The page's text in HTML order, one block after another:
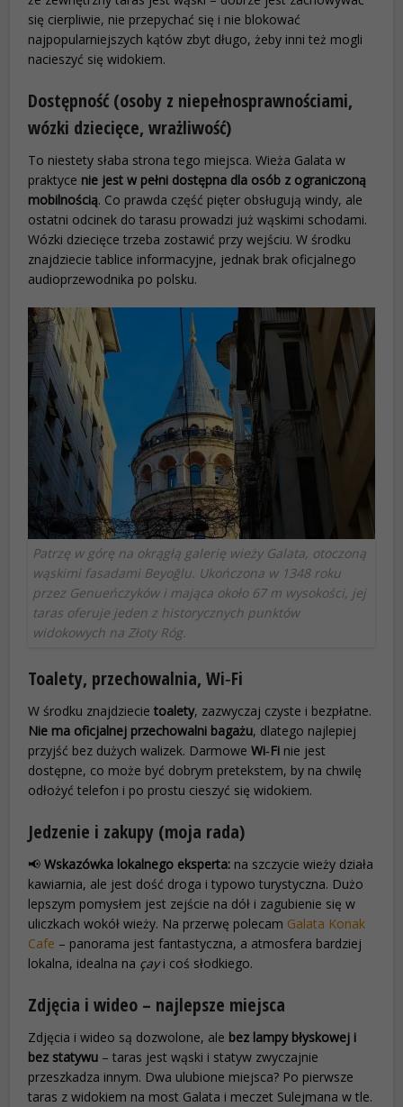
się cierpliwie, nie przepychać się i nie blokować
najpopularniejszych kątów zbyt długo, żeby inni też mogli
nacieszyć się widokiem.
Dostępność (osoby z niepełnosprawnościami,
wózki dziecięce, wrażliwość)
To niestety słaba strona tego miejsca. Wieża Galata w
praktyce nie jest w pełni dostępna dla osób z ograniczoną
mobilnością. Co prawda część pięter obsługują windy, ale
ostatni odcinek do tarasu prowadzi już wąskimi schodami.
Wózki dziecięce trzeba zostawić przy wejściu. W środku
znajdziecie tablice informacyjne, jednak brak oficjalnego
audioprzewodnika po polsku.
Patrzę w górę na okrągłą galerię wieży Galata, otoczoną
wąskimi fasadami Beyoğlu. Ukończona w 1348 roku
przez Genueńczyków i mająca około 67 m wysokości, jej
taras oferuje jeden z historycznych punktów
widokowych na Złoty Róg.
Toalety, przechowalnia, Wi‑Fi
W środku znajdziecietoalety, zazwyczaj czyste i bezpłatne.
Nie ma oficjalnej przechowalni bagażu, dlatego najlepiej
przyjść bez dużych walizek. DarmoweWi‑Fi nie jest
dostępne, co może być dobrym pretekstem, by na chwilę
odłożyć telefon i po prostu cieszyć się widokiem.
Jedzenie i zakupy (moja rada)
📢Wskazówka lokalnego eksperta: na szczycie wieży działa
kawiarnia, ale jest dość droga i typowo turystyczna. Dużo
lepszym pomysłem jest zejście na dół i zagubienie się w
uliczkach wokół wieży. Na przerwę polecam Galata Konak
Cafe – panorama jest fantastyczna, a atmosfera bardziej
lokalna, idealna na çayi coś słodkiego.
Zdjęcia i wideo – najlepsze miejsca
Zdjęcia i wideo są dozwolone, ale bez lampy błyskowej i
bez statywu – taras jest wąski i statyw zwyczajnie
przeszkadza innym. Dwa ulubione miejsca? Po pierwsze
taras z widokiem na most Galata i meczet Sulejmana w tle.